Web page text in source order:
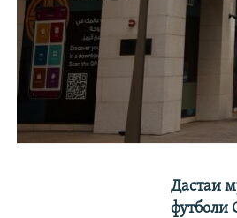
Дастаи
футболи